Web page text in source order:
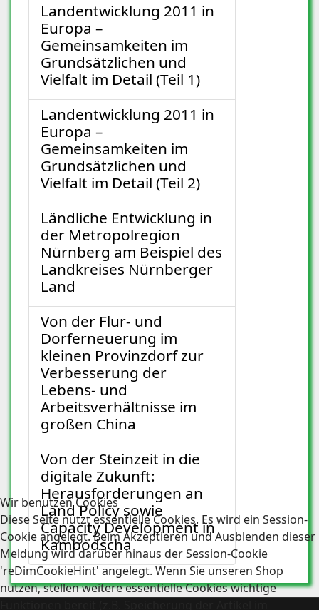
Landentwicklung 2011 in
Europa –
Gemeinsamkeiten im
Grundsätzlichen und
Vielfalt im Detail (Teil 1)
Landentwicklung 2011 in
Europa –
Gemeinsamkeiten im
Grundsätzlichen und
Vielfalt im Detail (Teil 2)
Ländliche Entwicklung in
der Metropolregion
Nürnberg am Beispiel des
Landkreises Nürnberger
Land
Von der Flur- und
Dorferneuerung im
kleinen Provinzdorf zur
Verbesserung der
Lebens- und
Arbeitsverhältnisse im
großen China
Von der Steinzeit in die
digitale Zukunft:
Herausforderungen an
Land Policy sowie
Capacity Development in
Kambodscha
Wir benutzen Cookies
Diese Seite nutzt essentielle Cookies. Es wird ein Session-
Cookie angelegt. Beim Akzeptieren und Ausblenden dieser
Meldung wird darüber hinaus der Session-Cookie
'reDimCookieHint' angelegt. Wenn Sie unseren Shop
nutzen, stellen weitere essentielle Cookies wichtige